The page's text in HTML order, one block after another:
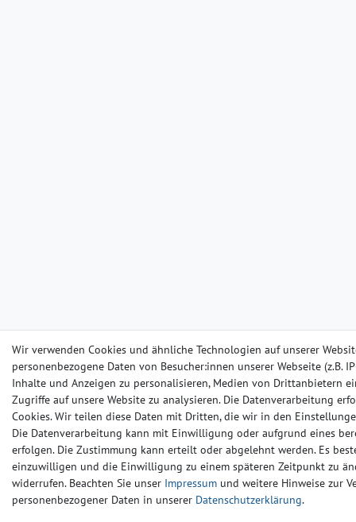
Wir verwenden Cookies und ähnliche Technologien auf unserer
personenbezogene Daten von Besucher:innen unserer Webseite (z.B.
Inhalte und Anzeigen zu personalisieren, Medien von Drittanbietern
Zugriffe auf unsere Website zu analysieren. Die Datenverarbeitung
Cookies. Wir teilen diese Daten mit Dritten, die wir in den
Die Datenverarbeitung kann mit Einwilligung oder aufgrund eines
erfolgen. Die Zustimmung kann erteilt oder abgelehnt werden. Es
einzuwilligen und die Einwilligung zu einem späteren Zeitpunkt zu
widerrufen. Beachten Sie unser Impressum und weitere Hinweise zur
personenbezogener Daten in unserer Daten­schutz­erklärung.